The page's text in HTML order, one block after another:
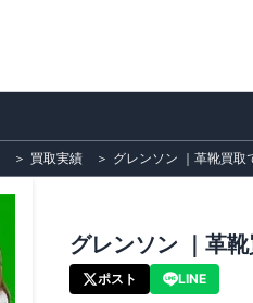
＞ 買取実績 ＞ グレンソン ｜革靴買取
グレンソン ｜革
ポスト LINE